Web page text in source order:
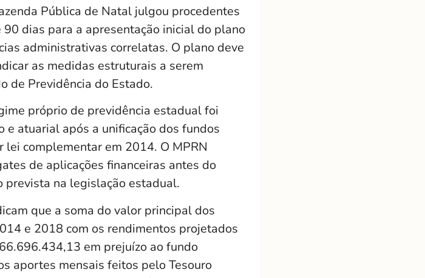
Pública de Natal julgou procedentes
dias para a apresentação inicial do plano
administrativas correlatas. O plano deve
as medidas estruturais a serem
de Previdência do Estado.
próprio de previdência estadual foi
atuarial após a unificação dos fundos
complementar em 2014. O MPRN
de aplicações financeiras antes do
prevista na legislação estadual.
que a soma do valor principal dos
e 2018 com os rendimentos projetados
em prejuízo ao fundo
aportes mensais feitos pelo Tesouro